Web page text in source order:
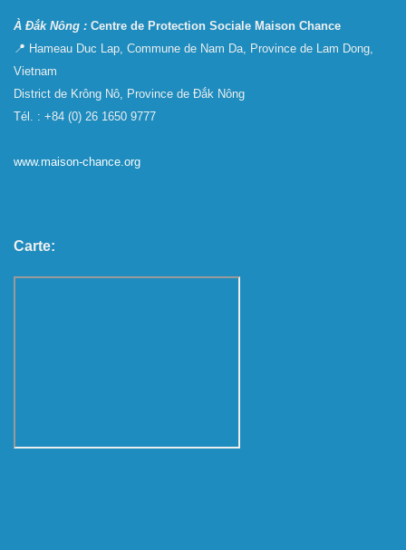
À Đắk Nông : Centre de Protection Sociale Maison Chance
📍 Hameau Duc Lap, Commune de Nam Da, Province de Lam Dong,
Vietnam
District de Krông Nô, Province de Đắk Nông
Tél. : +84 (0) 26 1650 9777
www.maison-chance.org
Carte: